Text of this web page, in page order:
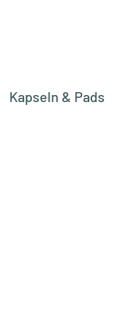
Kapseln & Pads